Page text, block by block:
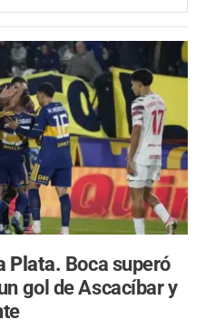
Plata. Boca superó
gol de Ascacíbar y